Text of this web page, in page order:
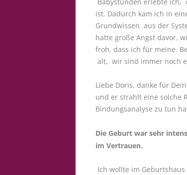
ist. Dadurch kam ich in
Grundwissen aus der
hatte große Angst davor,
froh, dass ich für meine
alt, wir sind immer noch
Liebe Doris, danke für
und er strahlt eine solche
Bindungsanalyse zu tun
Die Geburt war sehr
im Vertrauen.
Ich wollte im